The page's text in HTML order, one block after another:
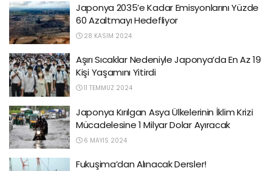
Japonya 2035’e Kadar Emisyonlarını Yüzde
60 Azaltmayı Hedefliyor
28 KASIM 2024
Aşırı Sıcaklar Nedeniyle Japonya’da En Az 19
Kişi Yaşamını Yitirdi
11 TEMMUZ 2024
Japonya Kırılgan Asya Ülkelerinin İklim Krizi
Mücadelesine 1 Milyar Dolar Ayıracak
6 MAYIS 2024
Fukuşima’dan Alınacak Dersler!